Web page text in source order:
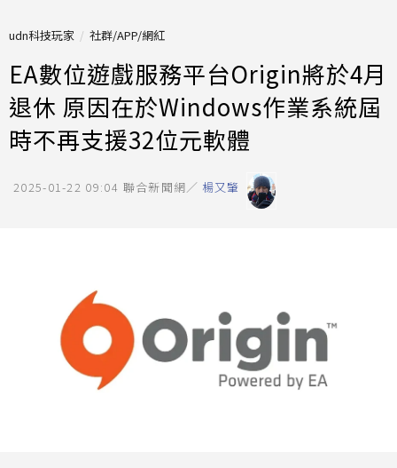
udn科技玩家 社群/APP/網紅
EA數位遊戲服務平台Origin將於4月
退休 原因在於Windows作業系統屆
時不再支援32位元軟體
2025-01-22 09:04 聯合新聞網／ 楊又肇